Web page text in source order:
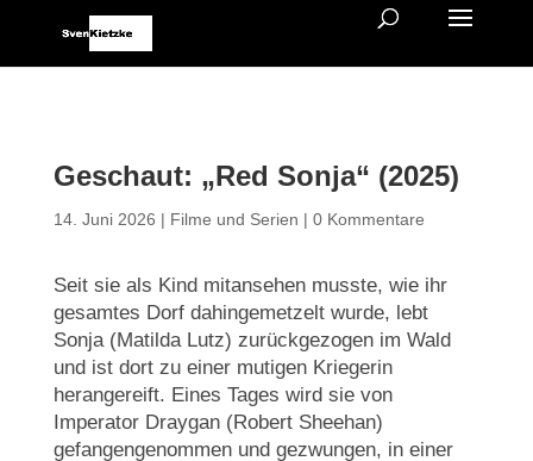
Geschaut: „Red Sonja“ (2025)
14. Juni 2026 | Filme und Serien | 0 Kommentare
Seit sie als Kind mitansehen musste, wie ihr
gesamtes Dorf dahingemetzelt wurde, lebt
Sonja (Matilda Lutz) zurückgezogen im Wald
und ist dort zu einer mutigen Kriegerin
herangereift. Eines Tages wird sie von
Imperator Draygan (Robert Sheehan)
gefangengenommen und gezwungen, in einer